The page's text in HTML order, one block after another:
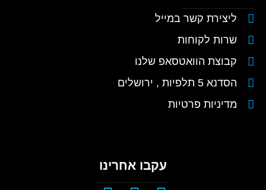
ליצירת קשר במייל
שרות לקוחות
קבוצת הוואטסאפ שלנו
הסדנא 5 תלפיות , ירושלים
מדיניות פרטיות
עקבו אחרינו